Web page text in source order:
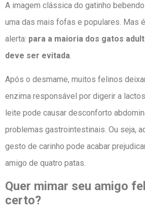
A imagem clássica do gatinho
uma das mais fofas e populares. Mas
alerta: para a maioria dos gatos
deve ser evitada.
Após o desmame, muitos felinos
enzima responsável por digerir a
leite pode causar desconforto
problemas gastrointestinais. Ou seja,
gesto de carinho pode acabar
amigo de quatro patas.
Quer mimar seu amigo
certo?